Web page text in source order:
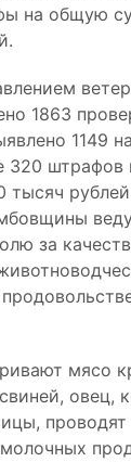
на общую
1863
1149
320 штрафов
тысяч
за
мясо
овец,
проводят